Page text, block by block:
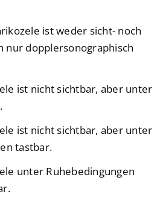
ist weder sicht- noch
nur dopplersonographisch
ist nicht sichtbar, aber unter
ist nicht sichtbar, aber unter
tastbar.
unter Ruhebedingungen